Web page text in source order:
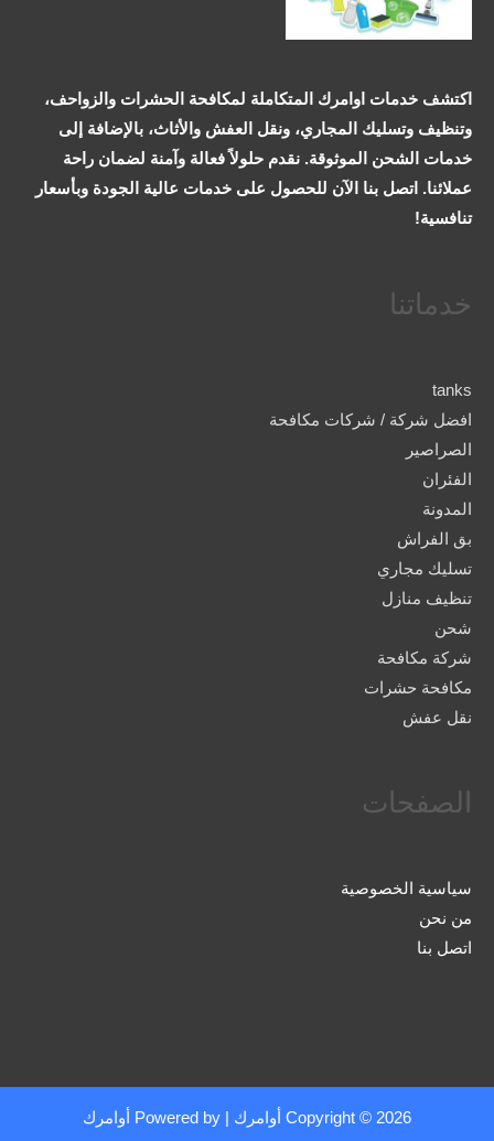
اكتشف خدمات اوامرك المتكاملة لمكافحة الحشرات والزواحف،
وتنظيف وتسليك المجاري، ونقل العفش والأثاث، بالإضافة إلى
خدمات الشحن الموثوقة. نقدم حلولاً فعالة وآمنة لضمان راحة
عملائنا. اتصل بنا الآن للحصول على خدمات عالية الجودة وبأسعار
تنافسية!
خدماتنا
tanks
افضل شركة / شركات مكافحة
الصراصير
الفئران
المدونة
بق الفراش
تسليك مجاري
تنظيف منازل
شحن
شركة مكافحة
مكافحة حشرات
نقل عفش
الصفحات
سياسية الخصوصية
من نحن
اتصل بنا
Copyright © 2026 أوامرك أوامرك